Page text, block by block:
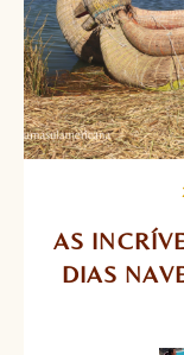
AS
DIAS